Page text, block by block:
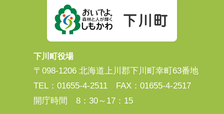
下川町役場
〒098-1206 北海道上川郡下川町幸町63番地
TEL：01655-4-2511 FAX：01655-4-2517
開庁時間 8：30～17：15